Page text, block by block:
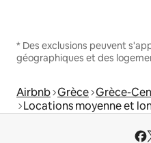
* Des exclusions peuvent
géographiques et des
Airbnb Grèce Grèce-
Locations moyenne et